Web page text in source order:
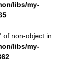
libs/my-
of non-object in
libs/my-